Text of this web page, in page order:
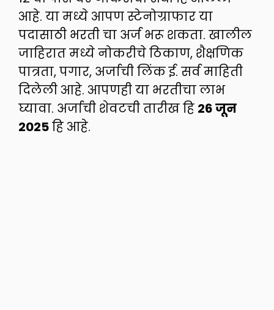
आहे. या मध्ये आपण स्टेनोग्राफार या
पदासाठी भरती चा अर्ज भरू शकता. खालील
जाहिरात मध्ये नोकरीचे ठिकाण, शैक्षणिक
पात्रता, पगार, अर्जाची लिंक ई. सर्व माहिती
दिलेली आहे. आपणही या भरतीचा लाभ
घ्यावा. अर्जाची शेवटची तारीख हि 26 जून
2025हि आहे.